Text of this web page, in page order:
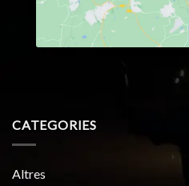
CATEGORIES
Altres